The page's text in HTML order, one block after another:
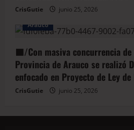
CrisGutie
junio 25, 2026
Arauco
🟦/Con masiva concurrencia
Provincia de Arauco se realizó
enfocado en Proyecto de Ley
CrisGutie junio 25, 2026